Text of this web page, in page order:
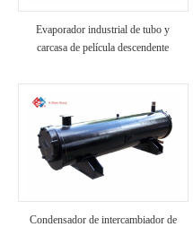
Evaporador industrial de tubo y
carcasa de película descendente
Condensador de intercambiador de